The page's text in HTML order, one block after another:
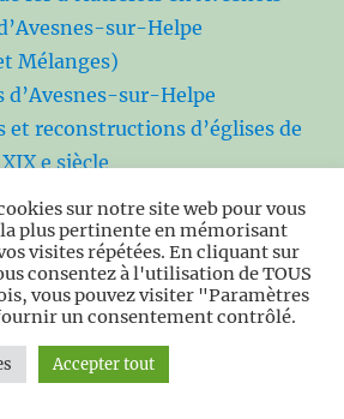
sur-Helpe
Mélanges)
d’Avesnes-sur-Helpe
et reconstructions d’églises de
e siècle
Cambrai de 1789 à nos jours
de nos aïeux (Avesnois
siècles)
de l’Avesnois
faune en Avesnois
de l’Avesnois dans
sur notre site web pour vous
plus pertinente en mémorisant
visites répétées. En cliquant sur
consentez à l'utilisation de TOUS
vous pouvez visiter "Paramètres
un consentement contrôlé.
Accepter tout